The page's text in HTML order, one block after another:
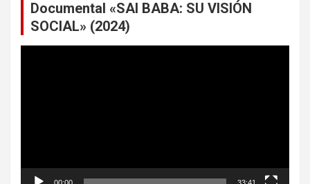
Documental «SAI BABA: SU VISIÓN
SOCIAL» (2024)